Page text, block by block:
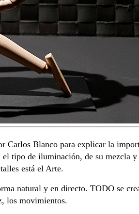
Carlos Blanco para explicar la
tipo de iluminación, de su mezcla y
está el Arte.
natural y en directo. TODO se
los movimientos.